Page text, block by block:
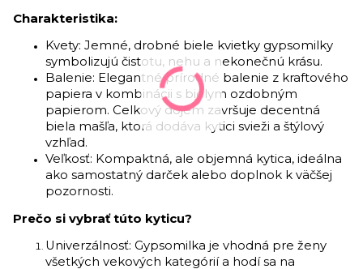
Charakteristika:
Kvety: Jemné, drobné biele kvietky gypsomilky
symbolizujú čistotu, nehu a nekonečnú krásu.
Balenie: Elegantné prírodné balenie z kraftového
papiera v kombinácii s bielym ozdobným
papierom. Celkový dojem završuje decentná
biela mašľa, ktorá dodáva kytici svieži a štýlový
vzhľad.
Veľkosť: Kompaktná, ale objemná kytica, ideálna
ako samostatný darček alebo doplnok k väčšej
pozornosti.
Prečo si vybrať túto kyticu?
Univerzálnosť: Gypsomilka je vhodná pre ženy
všetkých vekových kategórií a hodí sa na